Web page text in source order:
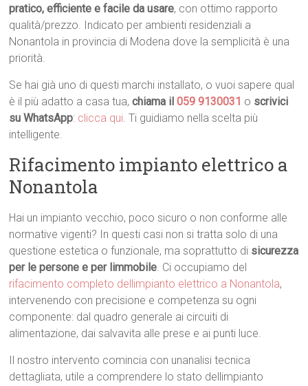
pratico, efficiente e facile da usare, con ottimo rapporto
qualità/prezzo. Indicato per ambienti residenziali a
Nonantola in provincia di Modena dove la semplicità è una
priorità.
Se hai già uno di questi marchi installato, o vuoi sapere qual
è il più adatto a casa tua,chiama il059 9130031 o scrivici
su WhatsApp: clicca qui. Ti guidiamo nella scelta più
intelligente.
Rifacimento impianto elettrico a
Nonantola
Hai un impianto vecchio, poco sicuro o non conforme alle
normative vigenti? In questi casi non si tratta solo di una
questione estetica o funzionale, ma soprattutto di sicurezza
per le persone e per limmobile. Ci occupiamo del
rifacimento completo dellimpianto elettrico a Nonantola,
intervenendo con precisione e competenza su ogni
componente: dal quadro generale ai circuiti di
alimentazione, dai salvavita alle prese e ai punti luce.
Il nostro intervento comincia con unanalisi tecnica
dettagliata, utile a comprendere lo stato dellimpianto